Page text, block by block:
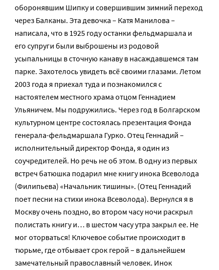
оборонявшим Шипку и совершившим зимний переход
через Балканы. Эта девочка – Катя Манилова –
написала, что в 1925 году останки фельдмаршала и
его супруги были выброшены из родовой
усыпальницы в сточную канаву в насаждавшемся там
парке. Захотелось увидеть всё своими глазами. Летом
2003 года я приехал туда и познакомился с
настоятелем местного храма отцом Геннадием
Ульяничем. Мы подружились. Через год в Болгарском
культурном центре состоялась презентация Фонда
генерала-фельдмаршала Гурко. Отец Геннадий –
исполнительный директор Фонда, я один из
соучредителей. Но речь не об этом. В одну из первых
встреч батюшка подарил мне книгу инока Всеволода
(Филипьева) «Начальник тишины». (Отец Геннадий
поет песни на стихи инока Всеволода). Вернулся я в
Москву очень поздно, во втором часу ночи раскрыл
полистать книгу и… в шестом часу утра закрыл ее. Не
мог оторваться! Ключевое событие происходит в
тюрьме, где отбывает срок герой – в дальнейшем
замечательный православный человек. Инок